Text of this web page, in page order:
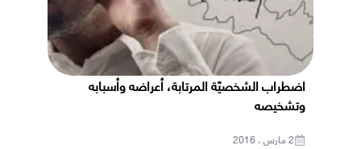
اضطراب الشخصيّة المرتابة، أعراضه وأسبابه
وتشخيصه
2 مارس ، 2016